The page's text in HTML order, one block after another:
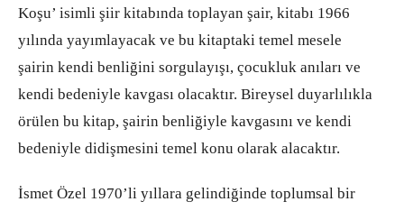
Koşu’ isimli şiir kitabında toplayan şair, kitabı 1966
yılında yayımlayacak ve bu kitaptaki temel mesele
şairin kendi benliğini sorgulayışı, çocukluk anıları ve
kendi bedeniyle kavgası olacaktır. Bireysel duyarlılıkla
örülen bu kitap, şairin benliğiyle kavgasını ve kendi
bedeniyle didişmesini temel konu olarak alacaktır.
İsmet Özel 1970’li yıllara gelindiğinde toplumsal bir